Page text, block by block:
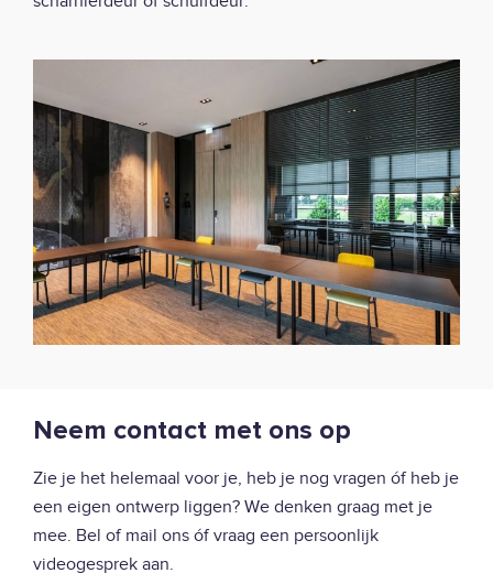
Neem contact met ons op
Zie je het helemaal voor je, heb je nog vragen óf heb je
een eigen ontwerp liggen? We denken graag met je
mee. Bel of mail ons óf vraag een persoonlijk
videogesprek aan.